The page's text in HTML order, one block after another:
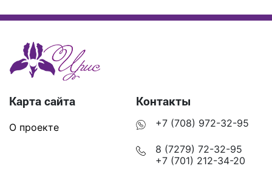
Карта сайта
О проекте
Контакты
+7 (708) 972-32-95
8 (7279) 72-32-95
+7 (701) 212-34-20